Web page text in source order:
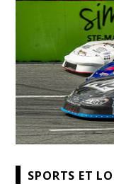
SPORTS ET